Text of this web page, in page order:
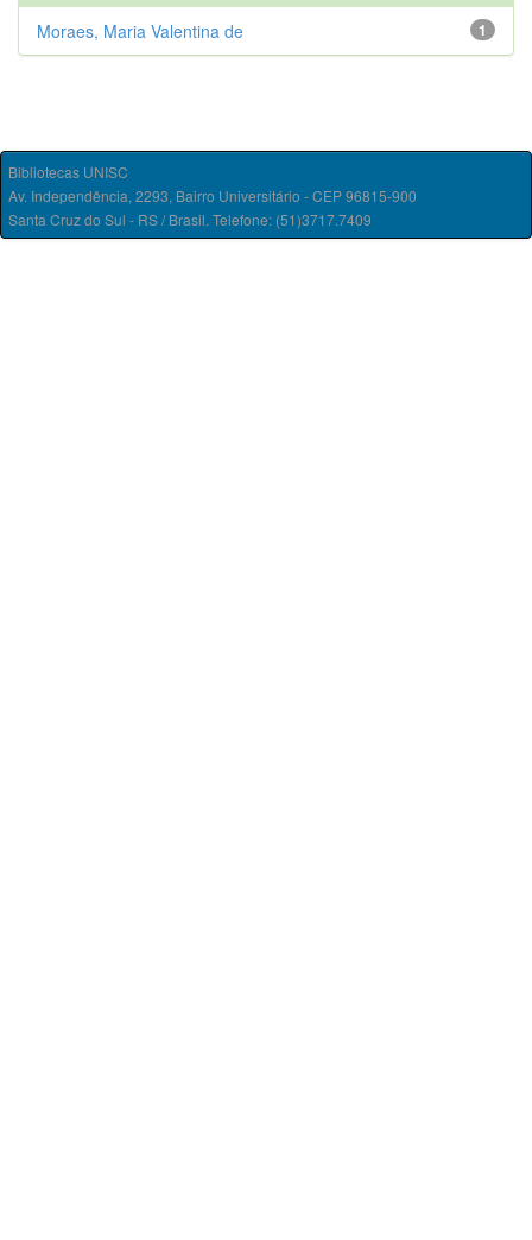
1
Moraes, Maria Valentina de
Bibliotecas UNISC
Av. Independência, 2293, Bairro Universitário - CEP 96815-900
Santa Cruz do Sul - RS / Brasil. Telefone: (51)3717.7409